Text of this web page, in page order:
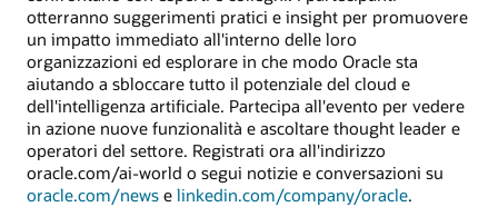
otterranno suggerimenti pratici e insight per promuovere
un impatto immediato all'interno delle loro
organizzazioni ed esplorare in che modo Oracle sta
aiutando a sbloccare tutto il potenziale del cloud e
dell'intelligenza artificiale. Partecipa all'evento per vedere
in azione nuove funzionalità e ascoltare thought leader e
operatori del settore. Registrati ora all'indirizzo
oracle.com/ai-world o segui notizie e conversazioni su
oracle.com/news e linkedin.com/company/oracle.